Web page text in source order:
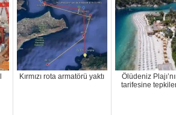
Kırmızı rota armatörü yaktı
Ölüdeniz
tarifesine